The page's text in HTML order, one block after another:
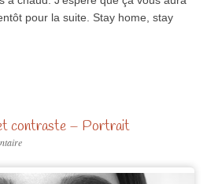
pour la suite. Stay home, stay
contraste – Portrait